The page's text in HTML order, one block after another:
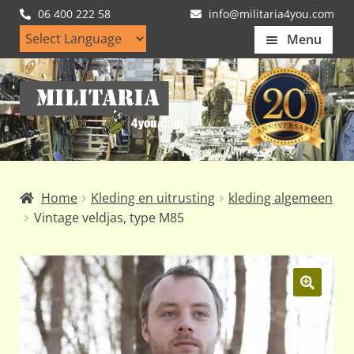
06 400 222 58 info@militaria4you.com
Menu
Home
Artikelen
Nieuws
Klantfotos
Ga
door
naar
navigatie
Ga
naar
de
inhoud
Home Kleding en uitrusting
kleding algemeen
Vintage veldjas, type M85